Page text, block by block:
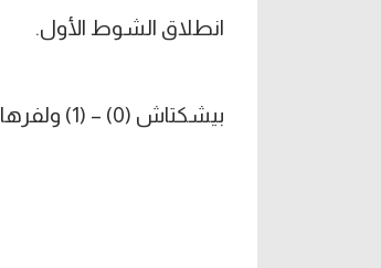
انطلاق الشوط الأول.
بيشكتاش (0) – (1) ولفرهامبتون